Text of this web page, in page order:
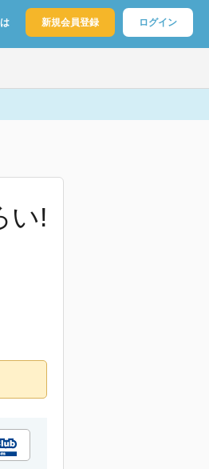
新規会員登録 ログイン
い!